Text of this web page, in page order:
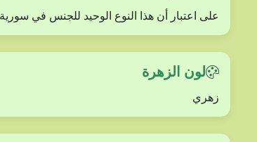
على اعتبار أن هذا النوع الوحيد للجنس في
لون الزهرة
زهري